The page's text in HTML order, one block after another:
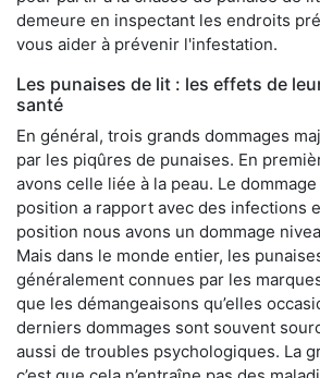
demeure en inspectant les endroits
vous aider à prévenir l'infestation.
Les punaises de lit : les effets de
santé
En général, trois grands dommages
par les piqûres de punaises. En
avons celle liée à la peau. Le
position a rapport avec des infections
position nous avons un dommage
Mais dans le monde entier, les
généralement connues par les
que les démangeaisons qu’elles
derniers dommages sont souvent
aussi de troubles psychologiques. La